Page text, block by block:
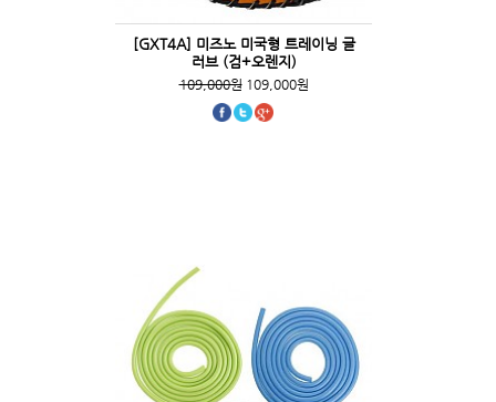
[GXT4A] 미즈노 미국형 트레이닝 글
러브 (검+오렌지)
109,000원109,000원